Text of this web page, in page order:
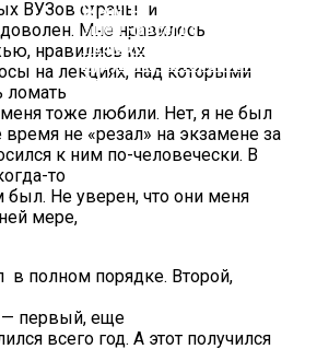
Жену, На Тяжелое Время И
Ушел Навсегда. Игорь
Нефедов — Актер С Большим
Будущим, Которого Не
Случилось
ВУЗов страны и
Мне нравилось
нравились их
на лекциях, над которыми
ломать
тоже любили. Нет, я не был
не «резал» на экзамене за
к ним по-человечески. В
то
был. Не уверен, что они меня
мере,
полном порядке. Второй,
первый, еще
всего год. А этот получился